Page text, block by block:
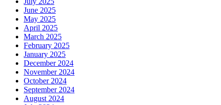
June 2025
May 2025
April 2025
March 2025
February 2025
January 2025
December 2024
November 2024
October 2024
September 2024
August 2024